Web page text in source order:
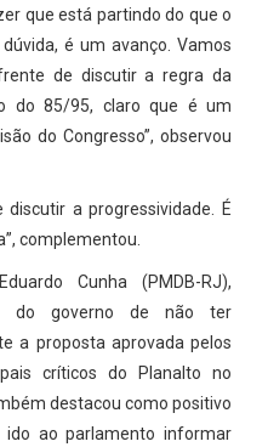
que está partindo do que o
é um avanço. Vamos
de discutir a regra da
do 85/95, claro que é um
do Congresso”, observou
a progressividade. É
complementou.
Cunha (PMDB-RJ),
do governo de não ter
a proposta aprovada pelos
críticos do Planalto no
destacou como positivo
ao parlamento informar